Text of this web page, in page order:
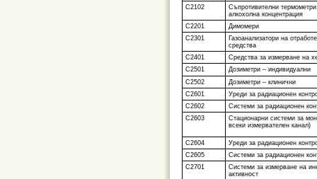
С2102
Съпротивителни
алкохолна концентрация
С2201
Димомери
С2301
Газоанализатори на
средства
С2401
Средства за измерване на
С2501
Дозиметри – индивидуални
С2502
Дозиметри – клинични
С2601
Уреди за радиационен
С2602
Системи за радиационен
С2603
Стационарни системи за
всеки измервателен канал)
С2604
Уреди за радиационен
С2605
Системи за радиационен
С2701
Системи за измерване на
активност